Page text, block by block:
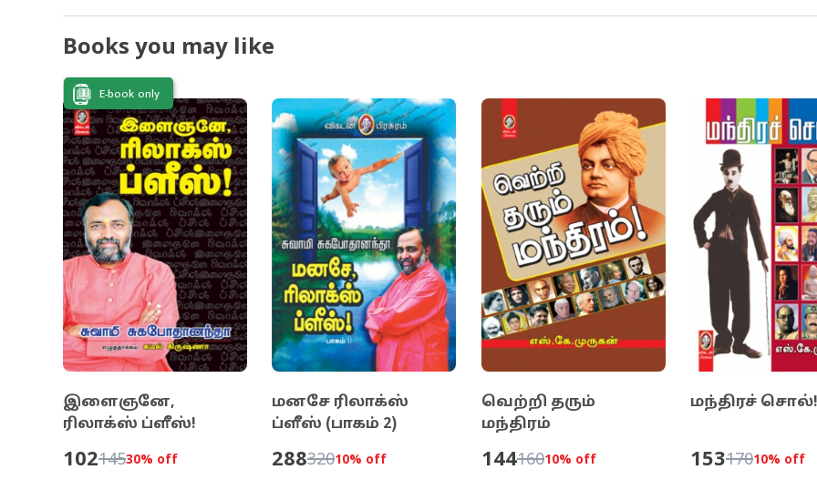
Books you may like
E-book only
இளைஞனே,
ரிலாக்ஸ் ப்ளீஸ்!
10214530% off
மனசே ரிலாக்ஸ்
ப்ளீஸ் (பாகம் 2)
28832010% off
வெற்றி தரும்
மந்திரம்
14416010% off
மந்திரச் சொல்!
15317010% off